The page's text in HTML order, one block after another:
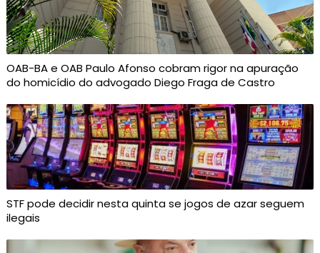
OAB-BA e OAB Paulo Afonso cobram rigor na apuração
do homicídio do advogado Diego Fraga de Castro
STF pode decidir nesta quinta se jogos de azar seguem
ilegais